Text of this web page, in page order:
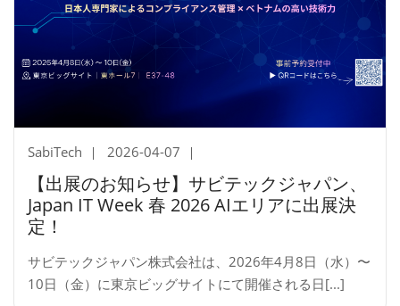
SabiTech 2026-04-07
【出展のお知らせ】サビテックジャパン、
Japan IT Week 春 2026 AIエリアに出展決
定！
サビテックジャパン株式会社は、2026年4月8日（水）〜
10日（金）に東京ビッグサイトにて開催される日[...]